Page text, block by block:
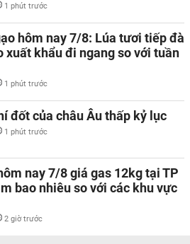
1 phút trước
hôm nay 7/8: Lúa tươi tiếp đà
xuất khẩu đi ngang so với tuần
1 phút trước
đốt của châu Âu thấp kỷ lục
1 phút trước
nay 7/8 giá gas 12kg tại TP
bao nhiêu so với các khu vực
2 giờ trước